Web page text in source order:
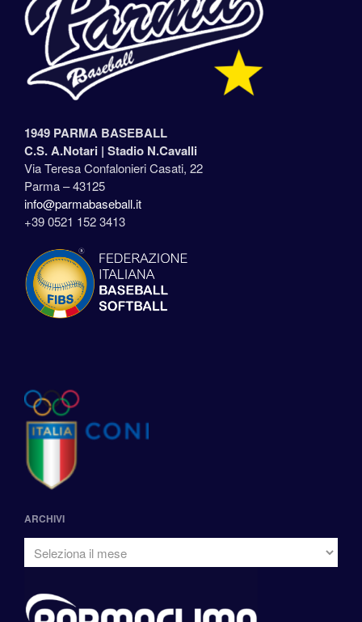
1949 PARMA BASEBALL
C.S. A.Notari | Stadio N.Cavalli
Via Teresa Confalonieri Casati, 22
Parma – 43125
info@parmabaseball.it
+39 0521 152 3413
ARCHIVI